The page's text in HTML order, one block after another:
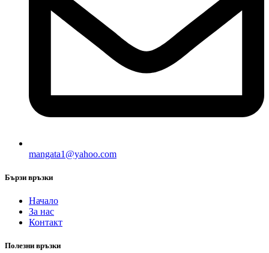
mangata1@yahoo.com
Бързи връзки
Начало
За нас
Контакт
Полезни връзки